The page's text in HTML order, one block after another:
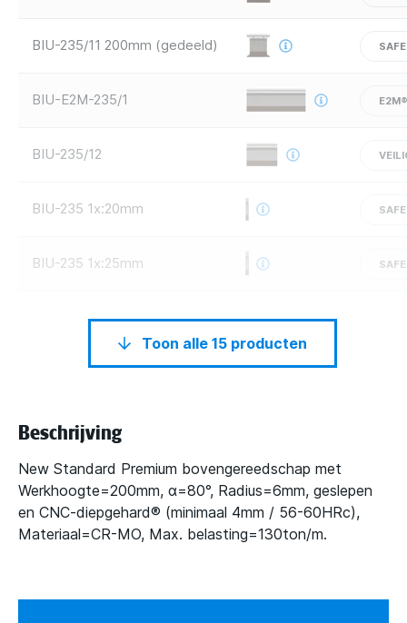
BIU-235/11 200mm (gedeeld)
BIU-E2M-235/1 E2M®
BIU-235/12
BIU-235 1x:20mm
BIU-235 1x:25mm
Toon alle 15 producten
Beschrijving
New Standard Premium bovengereedschap met
Werkhoogte=200mm, α=80°, Radius=6mm, geslepen
en CNC-diepgehard® (minimaal 4mm / 56-60HRc),
Materiaal=CR-MO, Max. belasting=130ton/m.